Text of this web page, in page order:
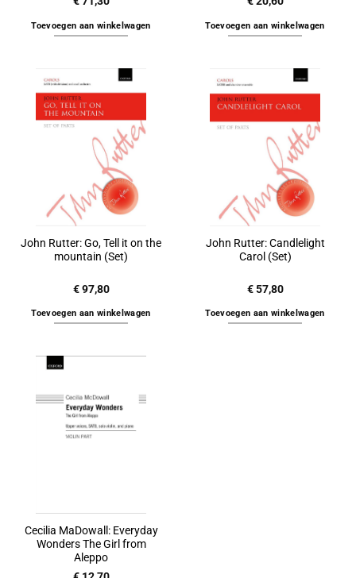
Toevoegen aan winkelwagen Toevoegen aan winkelwagen
John Rutter: Go, Tell it on the
mountain (Set)
€97,80
Toevoegen aan winkelwagen
John Rutter: Candlelight
Carol (Set)
€57,80
Toevoegen aan winkelwagen
Cecilia MaDowall: Everyday
Wonders The Girl from
Aleppo